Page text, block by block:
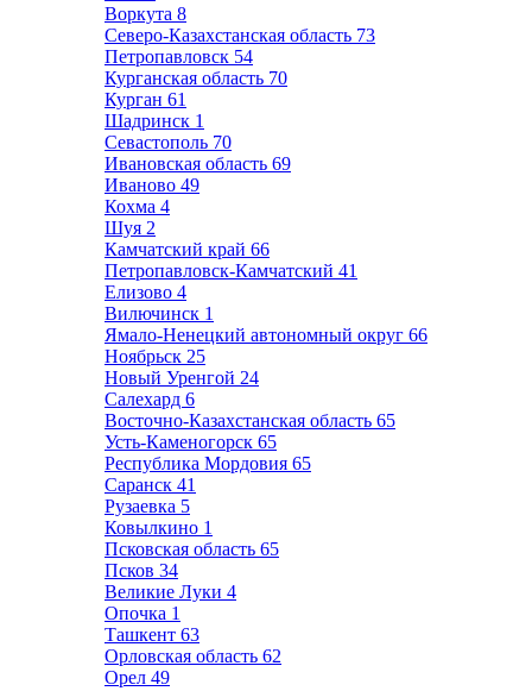
Воркута 8
Северо-Казахстанская область 73
Петропавловск 54
Курганская область 70
Курган 61
Шадринск 1
Севастополь 70
Ивановская область 69
Иваново 49
Кохма 4
Шуя 2
Камчатский край 66
Петропавловск-Камчатский 41
Елизово 4
Вилючинск 1
Ямало-Ненецкий автономный округ 66
Ноябрьск 25
Новый Уренгой 24
Салехард 6
Восточно-Казахстанская область 65
Усть-Каменогорск 65
Республика Мордовия 65
Саранск 41
Рузаевка 5
Ковылкино 1
Псковская область 65
Псков 34
Великие Луки 4
Опочка 1
Ташкент 63
Орловская область 62
Орел 49